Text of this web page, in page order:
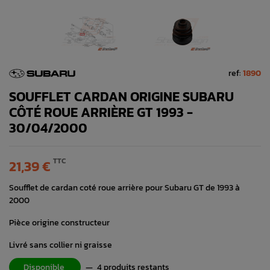
ref:1890
SOUFFLET CARDAN ORIGINE SUBARU
CÔTÉ ROUE ARRIÈRE GT 1993 -
30/04/2000
21,39 € TTC
Soufflet de cardan coté roue arrière pour Subaru GT de 1993 à
2000
Pièce origine constructeur
Livré sans collier ni graisse
Disponible
— 4 produits restants